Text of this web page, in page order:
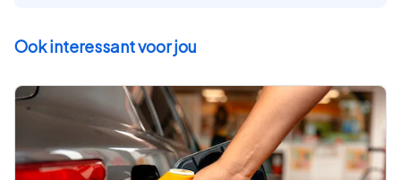
Ook interessant voor jou